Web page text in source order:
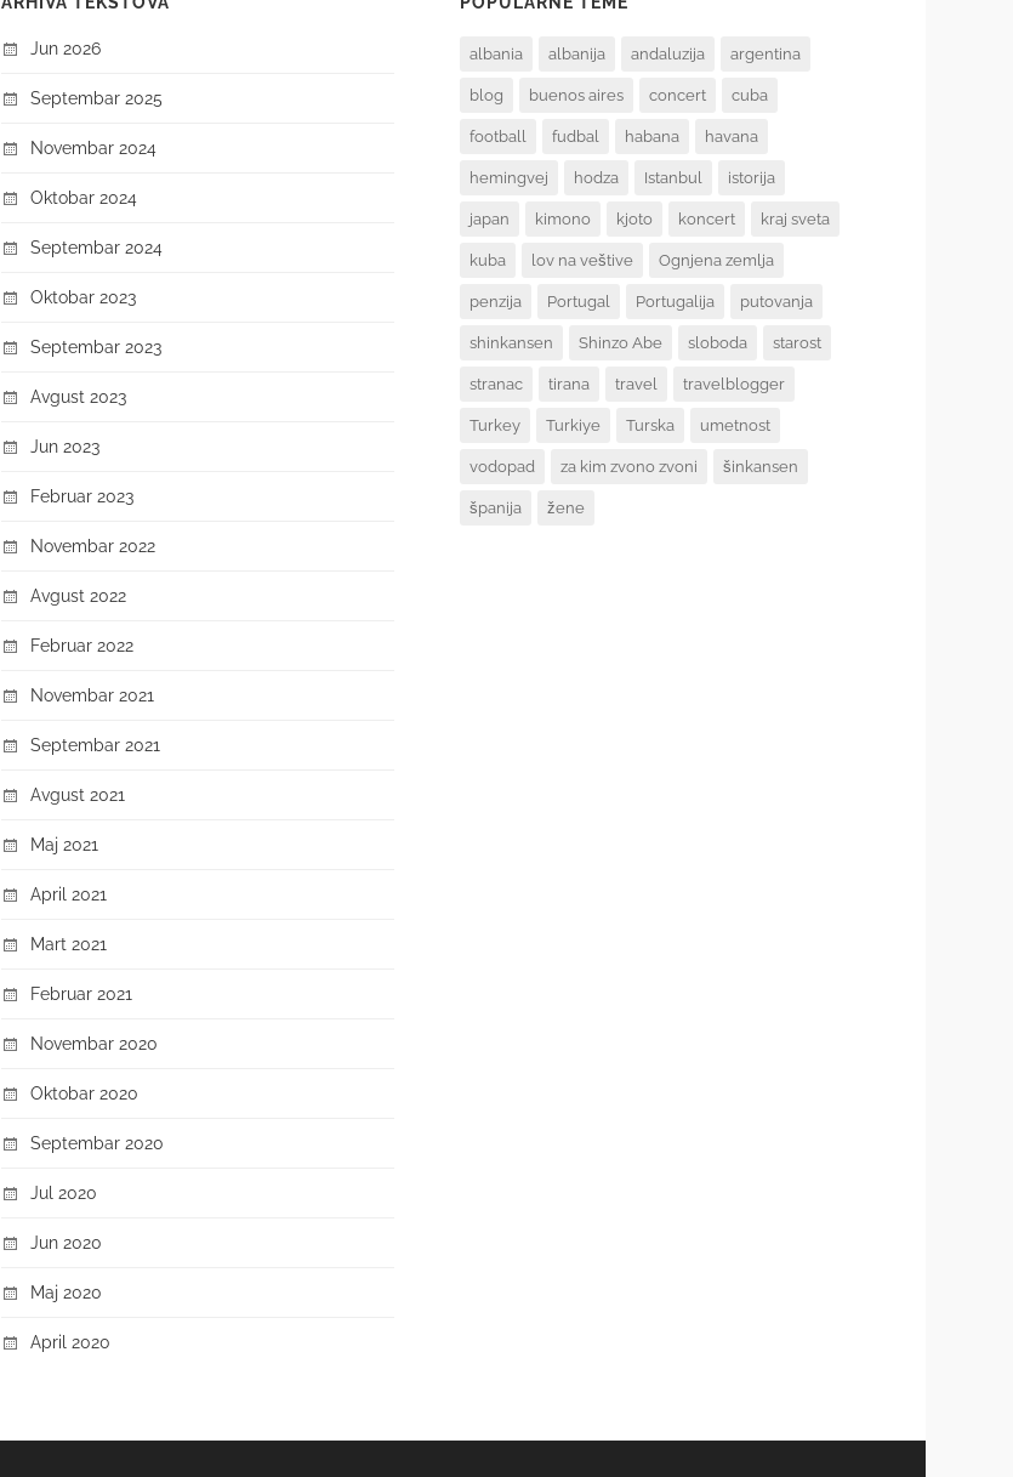
Jun 2026
Septembar 2025
Novembar 2024
Oktobar 2024
Septembar 2024
Oktobar 2023
Septembar 2023
Avgust 2023
Jun 2023
Februar 2023
Novembar 2022
Avgust 2022
Februar 2022
Novembar 2021
Septembar 2021
Avgust 2021
Maj 2021
April 2021
Mart 2021
Februar 2021
Novembar 2020
Oktobar 2020
Septembar 2020
Jul 2020
Jun 2020
Maj 2020
April 2020
albania albanija andaluzija argentina
blog buenos aires concert cuba
football fudbal habana havana
hemingvej hodza Istanbul istorija
japan kimono kjoto koncert kraj sveta
kuba lov na veštive Ognjena zemlja
penzija Portugal Portugalija putovanja
shinkansen Shinzo Abe sloboda starost
stranac tirana travel travelblogger
Turkey Turkiye Turska umetnost
vodopad za kim zvono zvoni šinkansen
španija žene